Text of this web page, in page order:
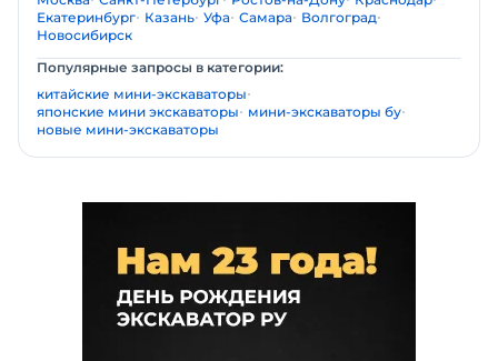
Екатеринбург Казань Уфа Самара Волгоград
Новосибирск
Популярные запросы в категории:
китайские мини-экскаваторы
японские мини экскаваторы
мини-экскаваторы бу
новые мини-экскаваторы